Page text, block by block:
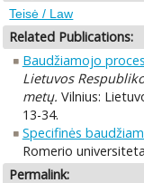
Teisė / Law
Related Publications:
Baudžiamojo
Lietuvos
metų. Vilnius:
13-34.
Specifinės
Romerio
Permalink: